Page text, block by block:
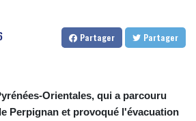
CVE 110.646682
DOP 67.345355
DZD 153.688625
Partager Partager
Orientales, qui a parcouru
Perpignan et provoqué l'évacuation